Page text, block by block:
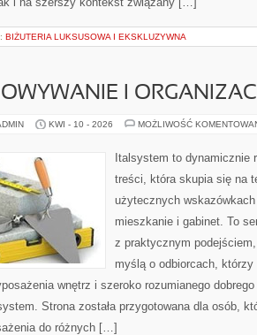
BIŻUTERIA LUKSUSOWA I EKSKLUZYWNA
I
KWI - 10 - 2026 MOŻLIWOŚĆ
Italsystem to dynamicznie
treści, która skupia się na
użytecznych
mieszkanie i gabinet. To
z praktycznym
myślą o odbiorcach, którzy
wnętrz i szeroko rozumianego
Strona została przygotowana dla osób,
do różnych […]